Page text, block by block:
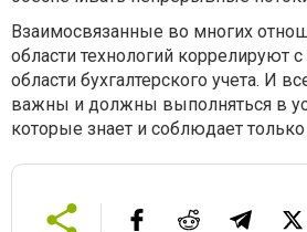
Взаимосвязанные во многих
области технологий коррелируют
области бухгалтерского учета. И
важны и должны выполняться в
которые знает и соблюдает